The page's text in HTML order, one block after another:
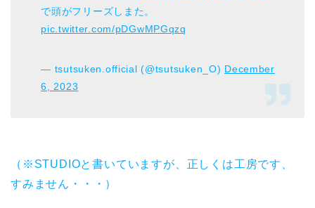
で頭がフリーズしまた。
pic.twitter.com/pDGwMPGqzq
— tsutsuken.official (@tsutsuken_O) December
6, 2023
（※STUDIOと書いていますが、正しくは工房です、
すみません・・・）